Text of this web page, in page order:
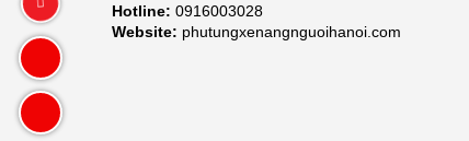
Hotline: 0916003028
Website: phutungxenangnguoihanoi.com